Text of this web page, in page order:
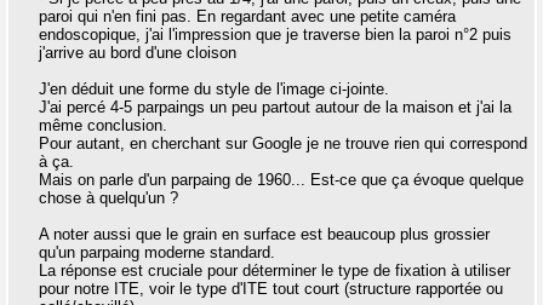
paroi qui n'en fini pas. En regardant avec une petite caméra
endoscopique, j'ai l'impression que je traverse bien la paroi n°2 puis
j'arrive au bord d'une cloison
J'en déduit une forme du style de l'image ci-jointe.
J'ai percé 4-5 parpaings un peu partout autour de la maison et j'ai la
même conclusion.
Pour autant, en cherchant sur Google je ne trouve rien qui correspond
à ça.
Mais on parle d'un parpaing de 1960... Est-ce que ça évoque quelque
chose à quelqu'un ?
A noter aussi que le grain en surface est beaucoup plus grossier
qu'un parpaing moderne standard.
La réponse est cruciale pour déterminer le type de fixation à utiliser
pour notre ITE, voir le type d'ITE tout court (structure rapportée ou